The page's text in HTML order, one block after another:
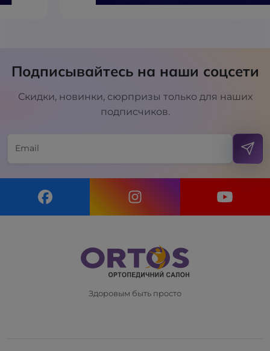
Подписывайтесь на наши соцсети
Скидки, новинки, сюрпризы только для наших
подписчиков.
Здоровым быть просто